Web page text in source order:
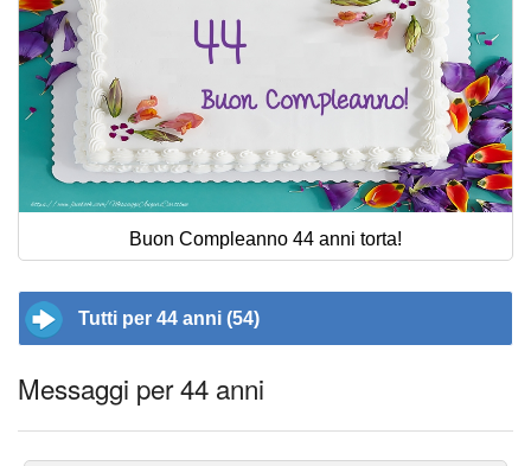
Buon Compleanno 44 anni torta!
Tutti per 44 anni (54)
Messaggi per 44 anni